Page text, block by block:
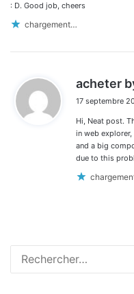
: D. Good job, cheers
chargement…
acheter
17 septembre
Hi, Neat post.
in web
and a big
due to this